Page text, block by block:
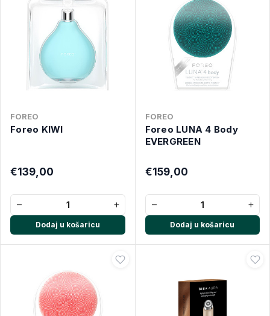
FOREO
Foreo KIWI
€139,00
− +
Dodaj u košaricu
FOREO
Foreo LUNA 4 Body
EVERGREEN
€159,00
− +
Dodaj u košaricu